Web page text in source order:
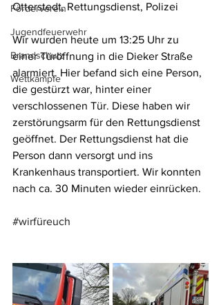
Förderverein
Jugendfeuerwehr
Brandschutz
Wettkämpfe
Otterstedt, Rettungsdienst, Polizei
Wir wurden heute um 13:25 Uhr zu
einer Türöffnung in die Dieker Straße
alarmiert. Hier befand sich eine Person,
die gestürzt war, hinter einer
verschlossenen Tür. Diese haben wir
zerstörungsarm für den Rettungsdienst
geöffnet. Der Rettungsdienst hat die
Person dann versorgt und ins
Krankenhaus transportiert. Wir konnten
nach ca. 30 Minuten wieder einrücken.
#wirfüreuch